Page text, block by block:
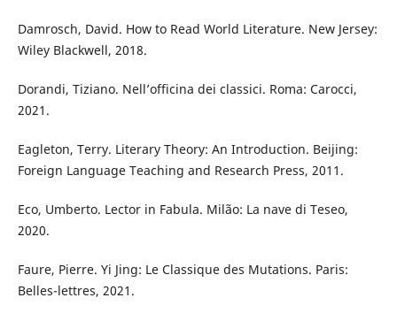
Damrosch, David. How to Read World Literature. New Jersey:
Wiley Blackwell, 2018.
Dorandi, Tiziano. Nell’officina dei classici. Roma: Carocci,
2021.
Eagleton, Terry. Literary Theory: An Introduction. Beijing:
Foreign Language Teaching and Research Press, 2011.
Eco, Umberto. Lector in Fabula. Milão: La nave di Teseo,
2020.
Faure, Pierre. Yi Jing: Le Classique des Mutations. Paris:
Belles-lettres, 2021.